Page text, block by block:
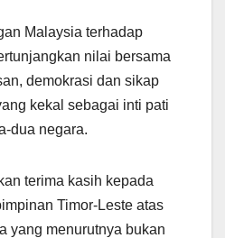
Malaysia terhadap
nilai bersama
demokrasi dan sikap
kekal sebagai inti pati
dua negara.
terima kasih kepada
Timor-Leste atas
yang menurutnya bukan